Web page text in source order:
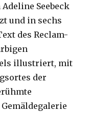
Seebeck
und in sechs
des Reclam-
illustriert, mit
der